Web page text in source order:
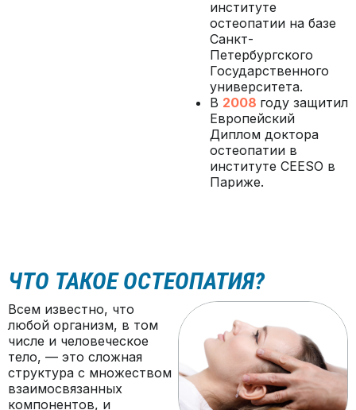
институте
остеопатии на базе
Санкт-
Петербургского
Государственного
университета.
В 2008 году защитил
Европейский
Диплом доктора
остеопатии в
институте CEESO в
Париже.
ЧТО ТАКОЕ ОСТЕОПАТИЯ?
Всем известно, что
любой организм, в том
числе и человеческое
тело, — это сложная
структура с множеством
взаимосвязанных
компонентов, и